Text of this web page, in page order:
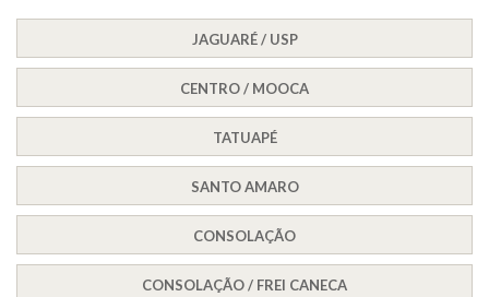
JAGUARÉ / USP
CENTRO / MOOCA
TATUAPÉ
SANTO AMARO
CONSOLAÇÃO
CONSOLAÇÃO / FREI CANECA